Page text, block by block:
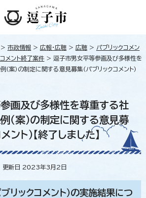
> 市政情報 > 広報・広聴 > 広聴 > パブリックコメン
メント終了案件 > 逗子市男女平等参画及び多様性を
案）の制定に関する意見募集（パブリックコメント）
画及び多様性を尊重する社
（案）の制定に関する意見募
ント）【終了しました】
新日 2023年3月2日
リックコメント）の実施結果につ